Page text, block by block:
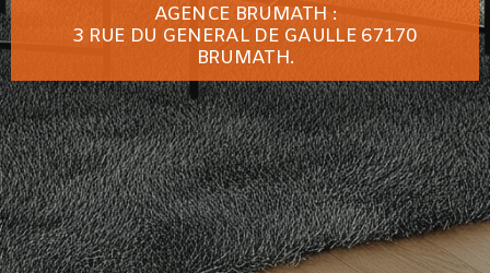
AGENCE BRUMATH :
3 RUE DU GENERAL DE GAULLE 67170
BRUMATH.